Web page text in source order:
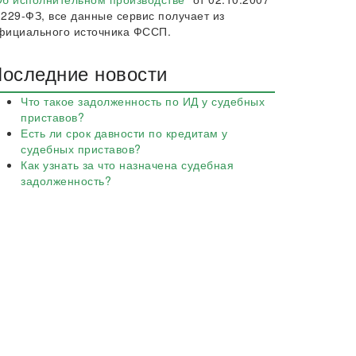
ФЗ, все данные сервис получает из
источника ФССП.
новости
Что такое задолженность по ИД у судебных
приставов?
Есть ли срок давности по кредитам у
судебных приставов?
Как узнать за что назначена судебная
задолженность?